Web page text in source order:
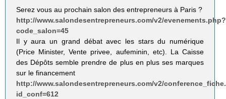
Serez vous au prochain salon des entrepreneurs à Paris ?
http://www.salondesentrepreneurs.com/v2/evenements.php?
code_salon=45
Il y aura un grand débat avec les stars du numérique
(Price Minister, Vente privee, aufeminin, etc). La Caisse
des Dépôts semble prendre de plus en plus ses marques
sur le financement
http://www.salondesentrepreneurs.com/v2/
id_conf=612